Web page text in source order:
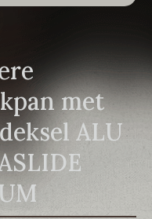
met
ALU